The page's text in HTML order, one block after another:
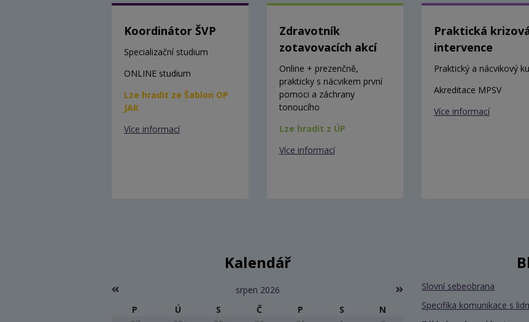
Koordinátor ŠVP
Specializační studium
ONLINE studium
Lze hradit ze Šablon OP
JAK
Více informací
Zdravotník
zotavovacích akcí
Online + prezenčně,
prakticky s nácvikem první
pomoci a záchrany
tonoucího
Lze hradit z ÚP
Více informací
Praktická
intervence
Praktický a nácvikový
Akreditace MPSV
Více informací
Kalendář
srpen 2026
P
Ú S Č P S
N
Slovní sebeobrana
Specifika komunikace s